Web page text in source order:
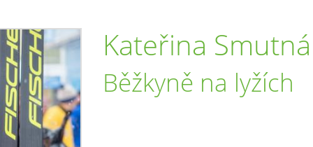
Kateřina Smutná
Běžkyně na lyžích